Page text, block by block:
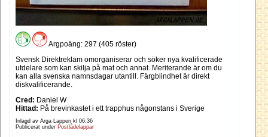
Argpoäng: 297 (405 röster)
Svensk Direktreklam omorganiserar och söker nya kvalificerade
utdelare som kan skilja på mat och annat. Meriterande är om du
kan alla svenska namnsdagar utantill. Färgblindhet är direkt
diskvalificerande.
Cred: Daniel W
Hittad: På brevinkastet i ett trapphus någonstans i Sverige
Inlagd av Arga Lappen kl 06:36
Publicerat under Postlådelappar